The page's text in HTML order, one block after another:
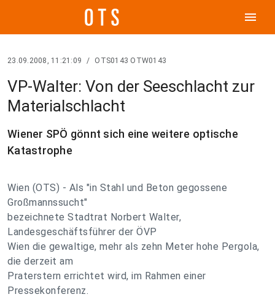
menu
23.09.2008, 11:21:09 / OTS0143 OTW0143
VP-Walter: Von der Seeschlacht zur
Materialschlacht
Wiener SPÖ gönnt sich eine weitere optische
Katastrophe
Wien (OTS) - Als "in Stahl und Beton gegossene
Großmannssucht"
bezeichnete Stadtrat Norbert Walter,
Landesgeschäftsführer der ÖVP
Wien die gewaltige, mehr als zehn Meter hohe Pergola,
die derzeit am
Praterstern errichtet wird, im Rahmen einer
Pressekonferenz.